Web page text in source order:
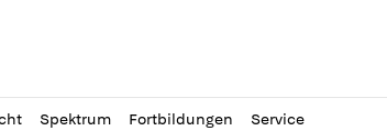
Spektrum Fortbildungen Service